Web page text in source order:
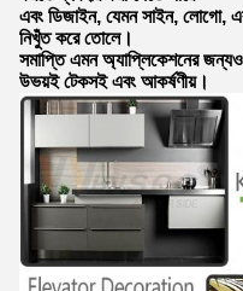
এবং ডিজাইন, যেমন সাইন, লোগো,
নিখুঁত করে তোলে।
সমাপ্তি এমন অ্যাপ্লিকেশনের
উভয়ই টেকসই এবং আকর্ষণীয়।